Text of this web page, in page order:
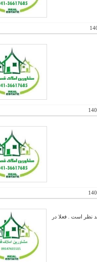
این مغازه نیز مد نظر است . فعلا در